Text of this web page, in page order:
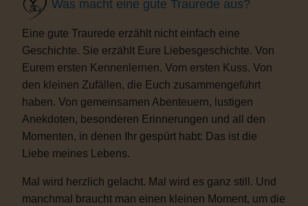
Was macht eine gute Traurede aus?
Eine gute Traurede erzählt nicht einfach eine
Geschichte. Sie erzählt Eure Liebesgeschichte. Von
Eurem ersten Kennenlernen. Vom ersten Kuss. Von
den kleinen Zufällen, die Euch zusammengeführt
haben. Von gemeinsamen Abenteuern, lustigen
Anekdoten, besonderen Erinnerungen und all den
Momenten, in denen Ihr gespürt habt: Das ist die
Liebe meines Lebens.
Mal wird herzlich gelacht. Mal wird es ganz still. Und
manchmal braucht man einen kleinen Moment, um die